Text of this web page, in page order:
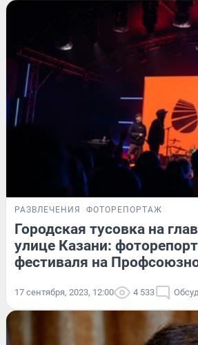
РАЗВЛЕЧЕНИЯ ФОТОРЕПОРТАЖ
Городская тусовка на
улице Казани:
фестиваля на
17 сентября, 2023, 12:00 4 533